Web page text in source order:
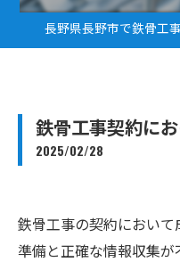
鉄骨工事契約に
2025/02/28
鉄骨工事の契約におい
準備と正確な情報収集